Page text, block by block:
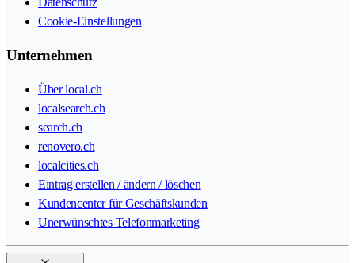
Cookie-Einstellungen
Unternehmen
Über local.ch
localsearch.ch
search.ch
renovero.ch
localcities.ch
Eintrag erstellen / ändern / löschen
Kundencenter für Geschäftskunden
Unerwünschtes Telefonmarketing